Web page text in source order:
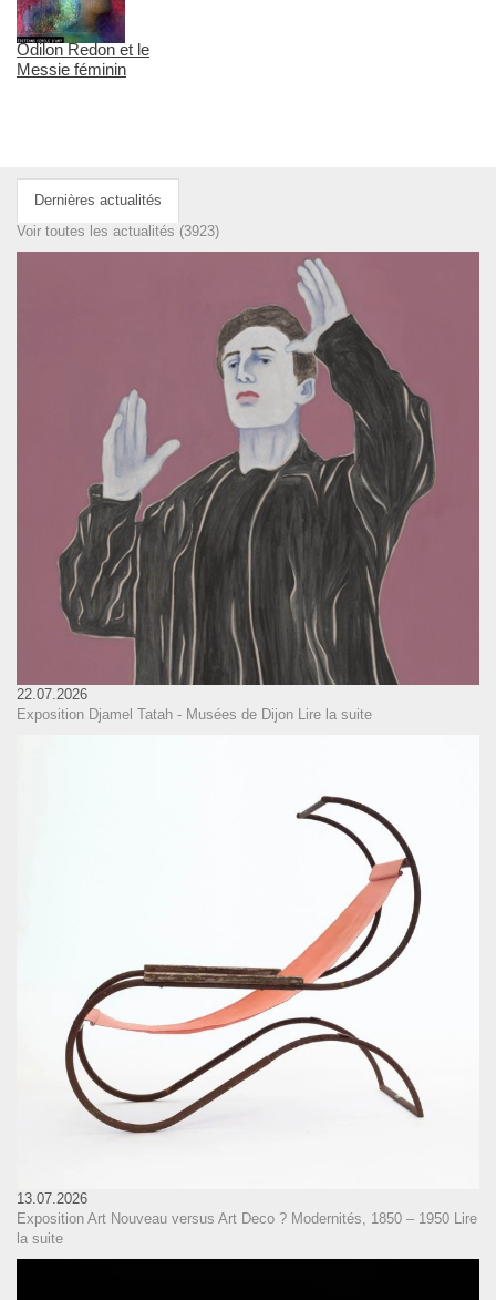
Odilon Redon et le
Messie féminin
Dernières actualités
Voir toutes les actualités (3923)
22.07.2026
Exposition Djamel Tatah - Musées de Dijon Lire la suite
13.07.2026
Exposition Art Nouveau versus Art Deco ? Modernités, 1850 – 1950 Lire
la suite